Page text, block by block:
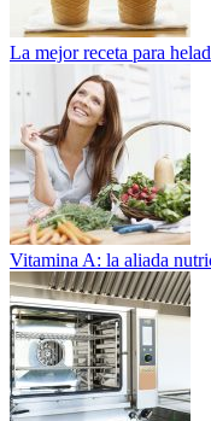
La mejor receta para
Vitamina A: la aliada